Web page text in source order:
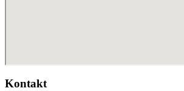
Kontakt